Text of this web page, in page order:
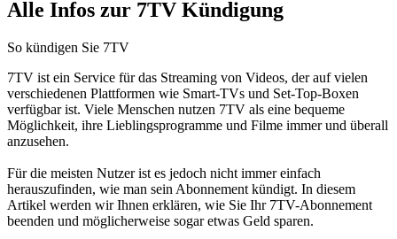
Alle Infos zur 7TV Kündigung
So kündigen Sie 7TV
7TV ist ein Service für das Streaming von Videos, der auf vielen
verschiedenen Plattformen wie Smart-TVs und Set-Top-Boxen
verfügbar ist. Viele Menschen nutzen 7TV als eine bequeme
Möglichkeit, ihre Lieblingsprogramme und Filme immer und überall
anzusehen.
Für die meisten Nutzer ist es jedoch nicht immer einfach
herauszufinden, wie man sein Abonnement kündigt. In diesem
Artikel werden wir Ihnen erklären, wie Sie Ihr 7TV-Abonnement
beenden und möglicherweise sogar etwas Geld sparen.